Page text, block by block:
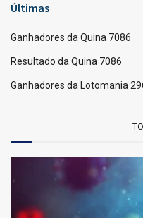
Últimas
Ganhadores da Quina 7086
Resultado da Quina 7086
Ganhadores da Lotomania